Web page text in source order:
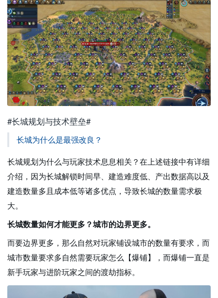
#长城规划与技术壁垒#
长城为什么是最强改良？
长城规划为什么与玩家技术息息相关？在上述链接中有详细
介绍，因为长城解锁时间早、建造难度低、产出数据高以及
建造数量多且成本低等诸多优点，导致长城的数量需求极
大。
长城数量如何才能更多？城市的边界更多。
而要边界更多，那么自然对玩家铺设城市的数量有要求，而
城市数量要求多自然需要玩家怎么【爆铺】，而爆铺一直是
新手玩家与进阶玩家之间的渡劫指标。